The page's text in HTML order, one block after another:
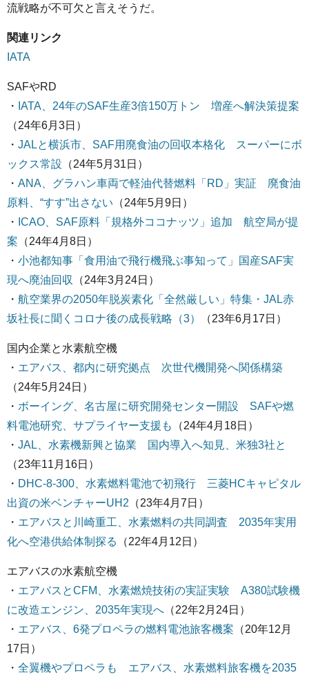
流戦略が不可欠と言えそうだ。
関連リンク
IATA
SAFやRD
・ IATA、24年のSAF生産3倍150万トン 増産へ解決策提案
（24年6月3日）
・ JALと横浜市、SAF用廃食油の回収本格化 スーパーにボ
ックス常設 （24年5月31日）
・ ANA、グラハン車両で軽油代替燃料「RD」実証 廃食油
原料、“すす”出さない （24年5月9日）
・ ICAO、SAF原料「規格外ココナッツ」追加 航空局が提
案 （24年4月8日）
・ 小池都知事「食用油で飛行機飛ぶ事知って」国産SAF実
現へ廃油回収
（24年3月24日）
・ 航空業界の2050年脱炭素化「全然厳しい」特集・JAL赤
坂社長に聞くコロナ後の成長戦略（3）
（23年6月17日）
国内企業と水素航空機
・ エアバス、都内に研究拠点 次世代機開発へ関係構築
（24年5月24日）
・ ボーイング、名古屋に研究開発センター開設 SAFや燃
料電池研究、サプライヤー支援も
（24年4月18日）
・ JAL、水素機新興と協業 国内導入へ知見、米独3社と
（23年11月16日）
・ DHC-8-300、水素燃料電池で初飛行 三菱HCキャピタル
出資の米ベンチャーUH2 （23年4月7日）
・ エアバスと川崎重工、水素燃料の共同調査 2035年実用
化へ空港供給体制探る
（22年4月12日）
エアバスの水素航空機
・ エアバスとCFM、水素燃焼技術の実証実験 A380試験機
に改造エンジン、2035年実現へ （22年2月24日）
・ エアバス、6発プロペラの燃料電池旅客機案 （20年12月
17日）
・ 全翼機やプロペラも エアバス、水素燃料旅客機を2035